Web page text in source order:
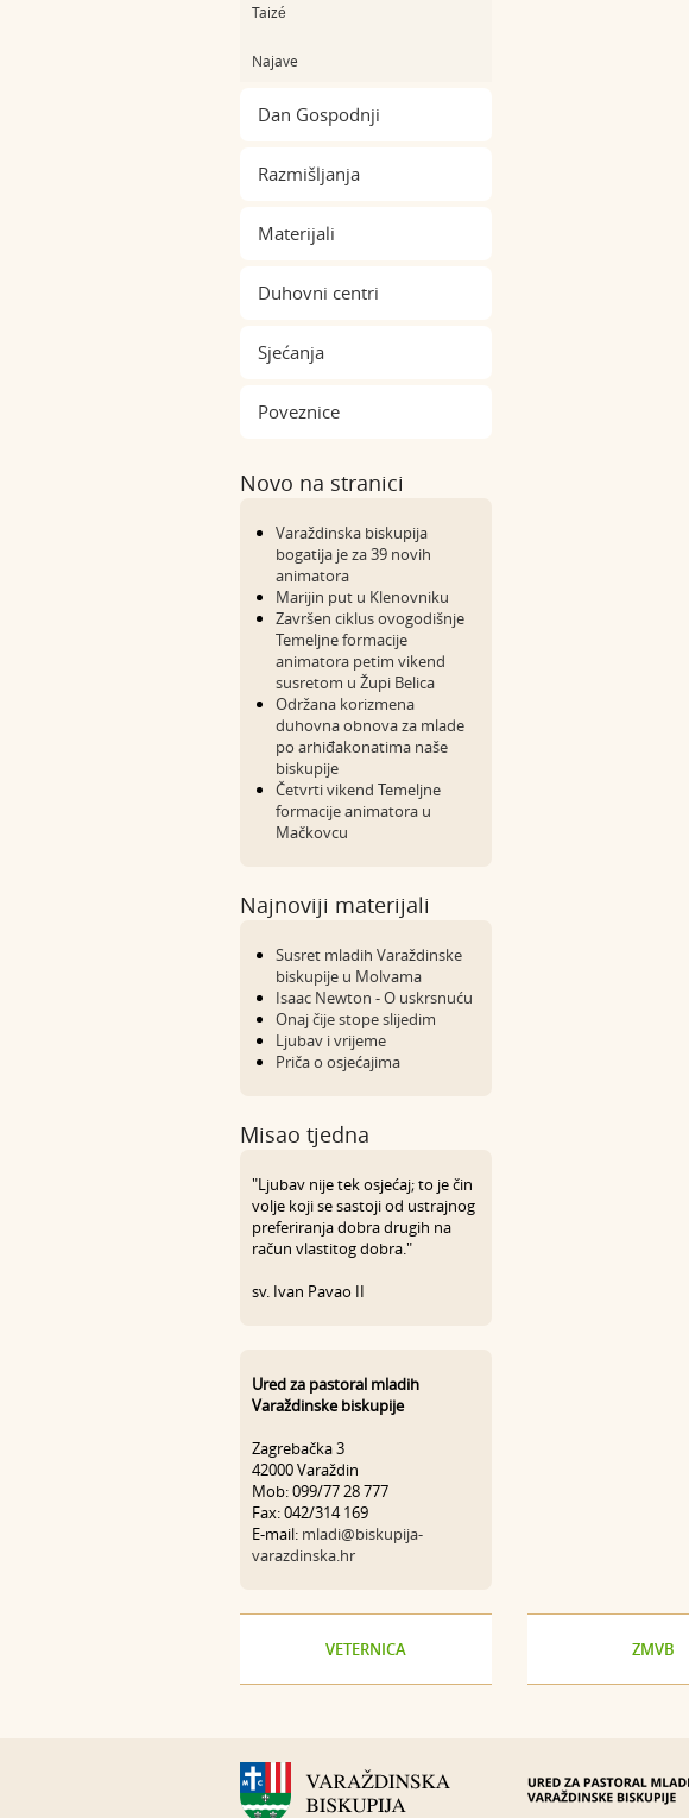
Taizé
Najave
Dan Gospodnji
Razmišljanja
Materijali
Duhovni centri
Sjećanja
Poveznice
Novo na stranici
Varaždinska biskupija
bogatija je za 39 novih
animatora
Marijin put u Klenovniku
Završen ciklus ovogodišnje
Temeljne formacije
animatora petim vikend
susretom u Župi Belica
Održana korizmena
duhovna obnova za mlade
po arhiđakonatima naše
biskupije
Četvrti vikend Temeljne
formacije animatora u
Mačkovcu
Najnoviji materijali
Susret mladih Varaždinske
biskupije u Molvama
Isaac Newton - O uskrsnuću
Onaj čije stope slijedim
Ljubav i vrijeme
Priča o osjećajima
Misao tjedna
"Ljubav nije tek osjećaj; to je čin
volje koji se sastoji od ustrajnog
preferiranja dobra drugih na
račun vlastitog dobra."
sv. Ivan Pavao II
Ured za pastoral mladih
Varaždinske biskupije
Zagrebačka 3
42000 Varaždin
Mob: 099/77 28 777
Fax: 042/314 169
E-mail: mladi@biskupija-
varazdinska.hr
VETERNICA ZMVB